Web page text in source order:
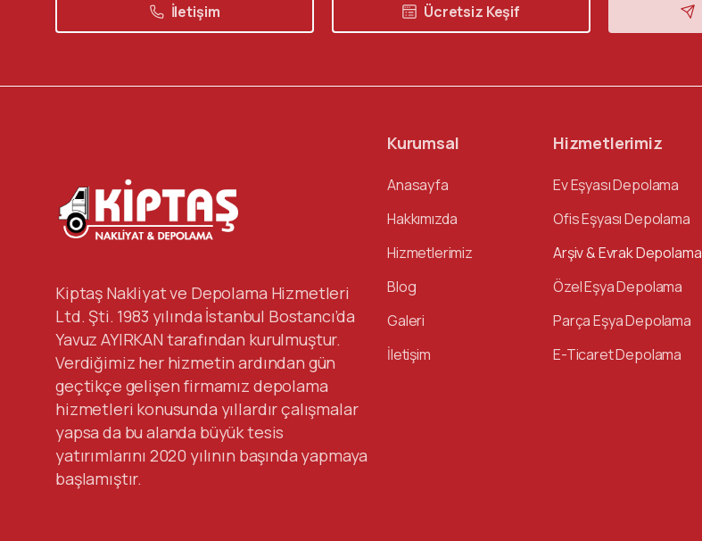
İletişim Ücretsiz Keşif
Kiptaş Nakliyat ve Depolama Hizmetleri
Ltd. Şti. 1983 yılında İstanbul Bostancı’da
Yavuz AYIRKAN tarafından kurulmuştur.
Verdiğimiz her hizmetin ardından gün
geçtikçe gelişen firmamız depolama
hizmetleri konusunda yıllardır çalışmalar
yapsa da bu alanda büyük tesis
yatırımlarını 2020 yılının başında yapmaya
başlamıştır.
Kurumsal
Anasayfa
Hakkımızda
Hizmetlerimiz
Blog
Galeri
İletişim
Hizmetlerimiz
Ev Eşyası Depolama
Ofis Eşyası Depolama
Arşiv & Evrak Depolama
Özel Eşya Depolama
Parça Eşya Depolama
E-Ticaret Depolama